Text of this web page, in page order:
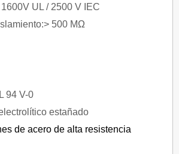
UL / 2500 V IEC
500 MΩ
94 V-0
estañado
de acero de alta resistencia